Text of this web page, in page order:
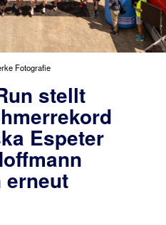
Fotografie
stellt
Espeter